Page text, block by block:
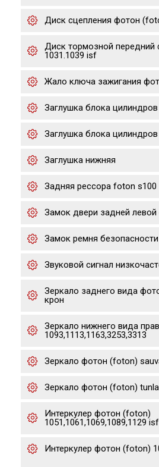
Диск сцепления фотон
Диск тормозной
1031.1039 isf
Жало ключа зажигания
Заглушка блока цилиндров
Заглушка блока цилиндров
Заглушка нижняя
Задняя рессора foton s100
Замок двери задней
Замок ремня безопасности
Звуковой сигнал
Зеркало заднего вида
крон
Зеркало нижнего вида
1093,1113,1163,3253,3313
Зеркало фотон (foton)
Зеркало фотон (foton)
Интеркулер фотон (foton)
1051,1061,1069,1089,1129 isf
Интеркулер фотон (foton)